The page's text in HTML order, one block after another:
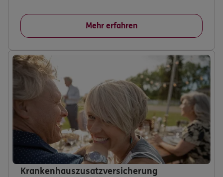
Mehr erfahren
Krankenhauszusatzversicherung